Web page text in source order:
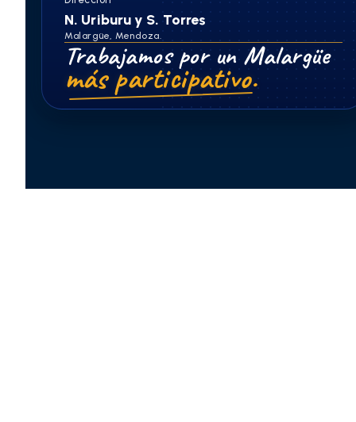
N. Uriburu y S. Torres
Malargüe, Mendoza.
Trabajamos por un Malargüe
más participativo.